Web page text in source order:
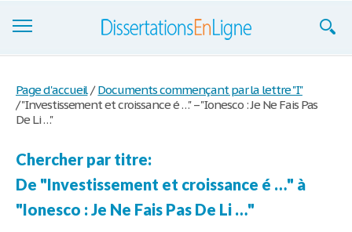
S'inscrire
Page d'accueil / Documents commençant par la lettre "I"
/"Investissement et croissance é …" – "Ionesco : Je Ne Fais Pas
De Li …"
Chercher par titre:
De "Investissement et croissance é …" à
"Ionesco : Je Ne Fais Pas De Li …"